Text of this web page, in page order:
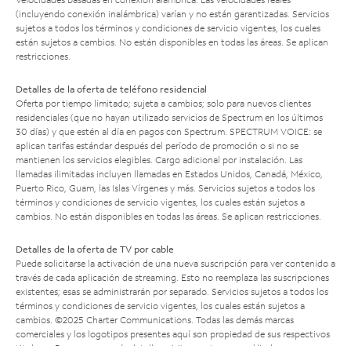
(incluyendo conexión inalámbrica) varían y no están garantizadas. Servicios
sujetos a todos los términos y condiciones de servicio vigentes, los cuales
están sujetos a cambios. No están disponibles en todas las áreas. Se aplican
restricciones.
Detalles de la oferta de teléfono residencial
Oferta por tiempo limitado; sujeta a cambios; solo para nuevos clientes
residenciales (que no hayan utilizado servicios de Spectrum en los últimos
30 días) y que estén al día en pagos con Spectrum. SPECTRUM VOICE: se
aplican tarifas estándar después del período de promoción o si no se
mantienen los servicios elegibles. Cargo adicional por instalación. Las
llamadas ilimitadas incluyen llamadas en Estados Unidos, Canadá, México,
Puerto Rico, Guam, las Islas Vírgenes y más. Servicios sujetos a todos los
términos y condiciones de servicio vigentes, los cuales están sujetos a
cambios. No están disponibles en todas las áreas. Se aplican restricciones.
Detalles de la oferta de TV por cable
Puede solicitarse la activación de una nueva suscripción para ver contenido a
través de cada aplicación de streaming. Esto no reemplaza las suscripciones
existentes; esas se administrarán por separado. Servicios sujetos a todos los
términos y condiciones de servicio vigentes, los cuales están sujetos a
cambios. ©2025 Charter Communications. Todas las demás marcas
comerciales y los logotipos presentes aquí son propiedad de sus respectivos